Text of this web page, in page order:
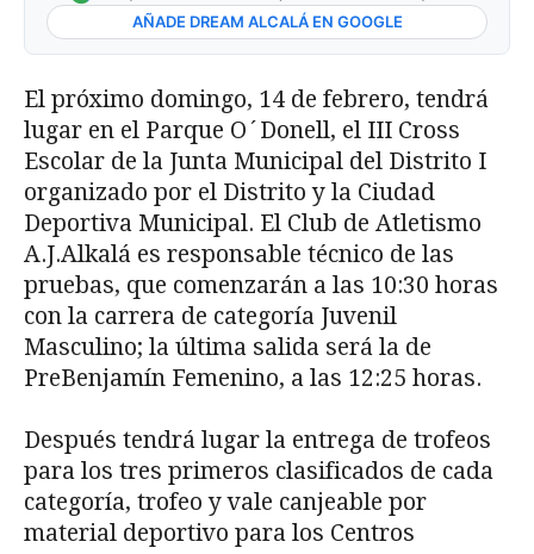
AÑADE DREAM ALCALÁ EN GOOGLE
El próximo domingo, 14 de febrero, tendrá
lugar en el Parque O´Donell, el III Cross
Escolar de la Junta Municipal del Distrito I
organizado por el Distrito y la Ciudad
Deportiva Municipal. El Club de Atletismo
A.J.Alkalá es responsable técnico de las
pruebas, que comenzarán a las 10:30 horas
con la carrera de categoría Juvenil
Masculino; la última salida será la de
PreBenjamín Femenino, a las 12:25 horas.
Después tendrá lugar la entrega de trofeos
para los tres primeros clasificados de cada
categoría, trofeo y vale canjeable por
material deportivo para los Centros